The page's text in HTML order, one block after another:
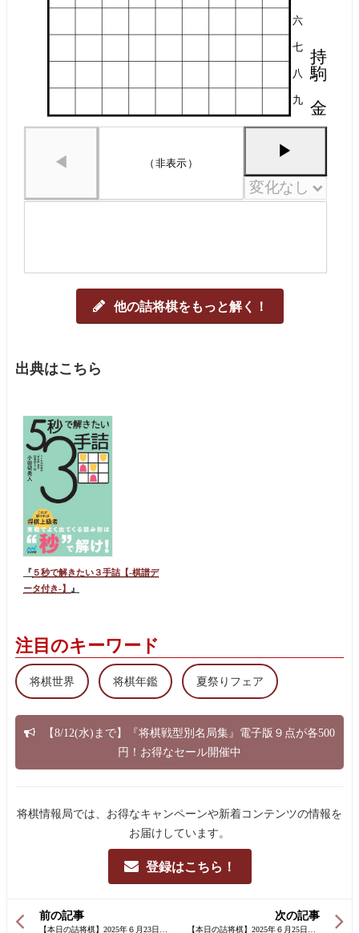
六
七
八
九 金
駒
持
◀ （非表示）
▶
他の詰将棋をもっと解く！
出典はこちら
『 ５秒で解きたい３手詰【-棋譜デ
ータ付き-】
』
注目のキーワード
将棋世界 将棋年鑑 夏祭りフェア
【8/12(水)まで】『将棋戦型別名局集』電子版９点が各500
円！お得なセール開催中
将棋情報局では、お得なキャンペーンや新着コンテンツの情報を
お届けしています。
登録はこちら！
次の記事
前の記事